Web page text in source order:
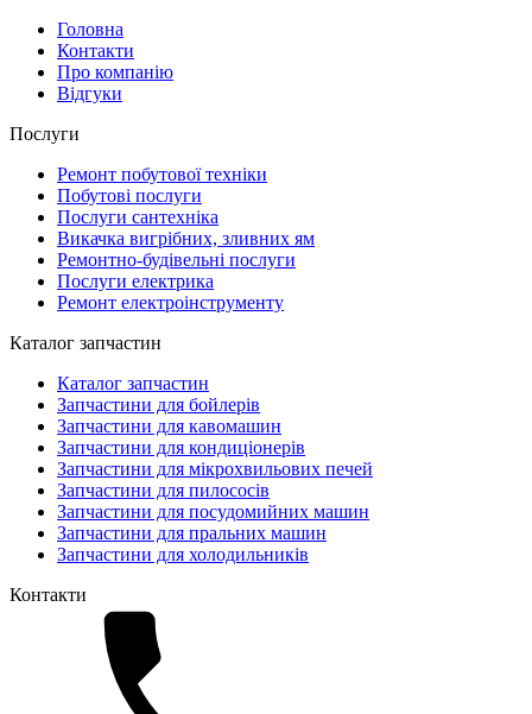
Головна
Контакти
Про компанію
Відгуки
Послуги
Ремонт побутової техніки
Побутові послуги
Послуги сантехніка
Викачка вигрібних, зливних ям
Ремонтно-будівельні послуги
Послуги електрика
Ремонт електроінструменту
Каталог запчастин
Каталог запчастин
Запчастини для бойлерів
Запчастини для кавомашин
Запчастини для кондиціонерів
Запчастини для мікрохвильових печей
Запчастини для пилососів
Запчастини для посудомийних машин
Запчастини для пральних машин
Запчастини для холодильників
Контакти